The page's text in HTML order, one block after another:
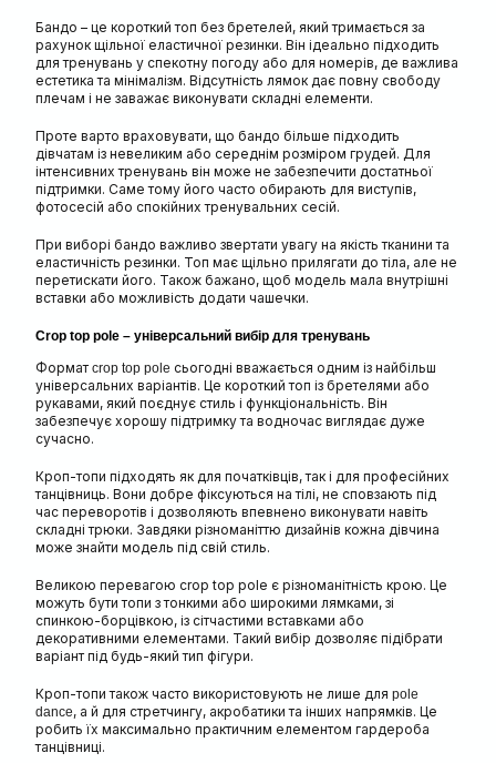
Бандо – це короткий топ без бретелей, який тримається за
рахунок щільної еластичної резинки. Він ідеально підходить
для тренувань у спекотну погоду або для номерів, де важлива
естетика та мінімалізм. Відсутність лямок дає повну свободу
плечам і не заважає виконувати складні елементи.
Проте варто враховувати, що бандо більше підходить
дівчатам із невеликим або середнім розміром грудей. Для
інтенсивних тренувань він може не забезпечити достатньої
підтримки. Саме тому його часто обирають для виступів,
фотосесій або спокійних тренувальних сесій.
При виборі бандо важливо звертати увагу на якість тканини та
еластичність резинки. Топ має щільно прилягати до тіла, але не
перетискати його. Також бажано, щоб модель мала внутрішні
вставки або можливість додати чашечки.
Crop top pole – універсальний вибір для тренувань
Формат crop top pole сьогодні вважається одним із найбільш
універсальних варіантів. Це короткий топ із бретелями або
рукавами, який поєднує стиль і функціональність. Він
забезпечує хорошу підтримку та водночас виглядає дуже
сучасно.
Кроп-топи підходять як для початківців, так і для професійних
танцівниць. Вони добре фіксуються на тілі, не сповзають під
час переворотів і дозволяють впевнено виконувати навіть
складні трюки. Завдяки різноманіттю дизайнів кожна дівчина
може знайти модель під свій стиль.
Великою перевагою crop top pole є різноманітність крою. Це
можуть бути топи з тонкими або широкими лямками, зі
спинкою-борцівкою, із сітчастими вставками або
декоративними елементами. Такий вибір дозволяє підібрати
варіант під будь-який тип фігури.
Кроп-топи також часто використовують не лише для pole
dance, а й для стретчингу, акробатики та інших напрямків. Це
робить їх максимально практичним елементом гардероба
танцівниці.